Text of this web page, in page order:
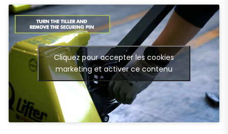
Cliquez pour accepter les cookies
marketing et activer ce contenu